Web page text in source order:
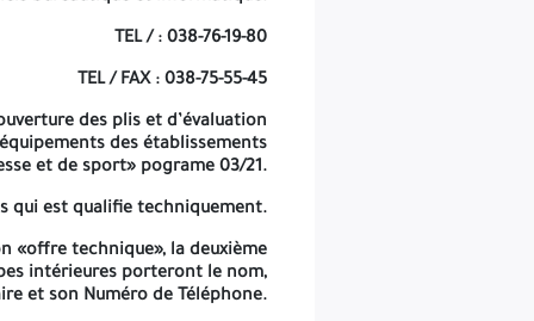
professionnelles -les attestations de bonne exécution,
délivrées et signées par les maîtres d’ouvrages
justificatif signé et renseigné. 04-engagement de garantie du
au cahier des charges, accompagnés avec des photos et le
renseigné et signé. 03- Le devis quantitatif et estimatif
une enveloppe extérieure anonyme et déposé auprés de la
de la wilaya de Skikda à l’adresse : cité frères Saker -Skikda.
TEL / : 038-76-19-80
TEL / FAX : 038-75-55-45
des plis et d’évaluation
des établissements
et de sport» pograme 03/21.
qui est qualifie techniquement.
«offre technique», la deuxième
intérieures porteront le nom,
et son Numéro de Téléphone.